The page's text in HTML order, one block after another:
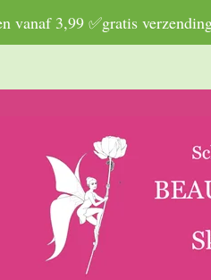
vanaf 3,99 ✅gratis